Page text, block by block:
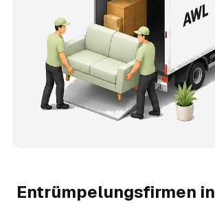
Entrümpelungsfirmen in